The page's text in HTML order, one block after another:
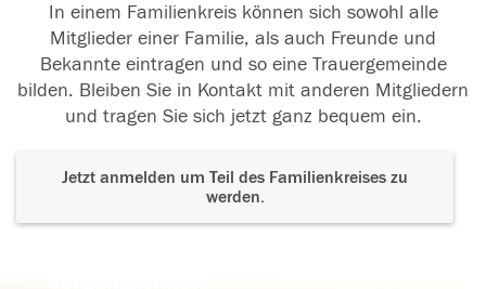
In einem Familienkreis können sich sowohl alle
Mitglieder einer Familie, als auch Freunde und
Bekannte eintragen und so eine Trauergemeinde
bilden. Bleiben Sie in Kontakt mit anderen Mitgliedern
und tragen Sie sich jetzt ganz bequem ein.
Jetzt anmelden um Teil des Familienkreises zu
werden.